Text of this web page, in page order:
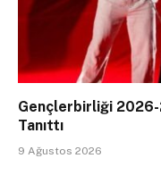
Gençlerbirliği 2026-
Tanıttı
9 Ağustos 2026